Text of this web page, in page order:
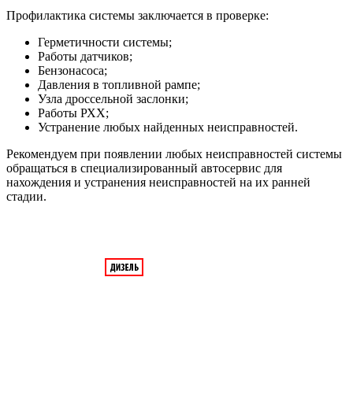
Профилактика системы заключается в проверке:
Герметичности системы;
Работы датчиков;
Бензонасоса;
Давления в топливной рампе;
Узла дроссельной заслонки;
Работы РХХ;
Устранение любых найденных неисправностей.
Рекомендуем при появлении любых неисправностей системы
обращаться в специализированный автосервис для
нахождения и устранения неисправностей на их ранней
стадии.